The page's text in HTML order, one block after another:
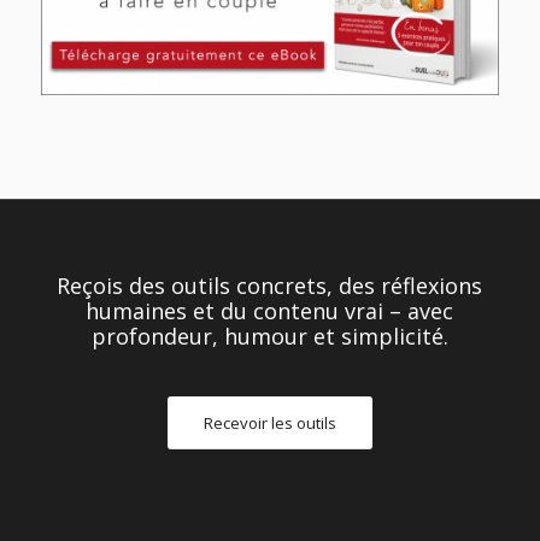
Reçois des outils concrets, des réflexions
humaines et du contenu vrai – avec
profondeur, humour et simplicité.
Recevoir les outils